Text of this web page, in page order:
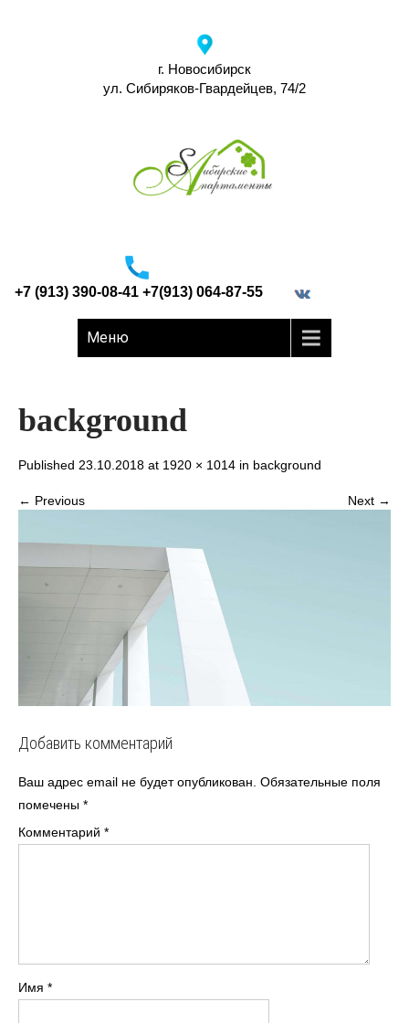
г. Новосибирск
ул. Сибиряков-Гвардейцев, 74/2
+7 (913) 390-08-41 +7(913) 064-87-55
Меню
background
Published 23.10.2018 at 1920 × 1014 in background
← Previous Next →
Добавить комментарий
Ваш адрес email не будет опубликован. Обязательные поля
помечены *
Комментарий *
Имя *